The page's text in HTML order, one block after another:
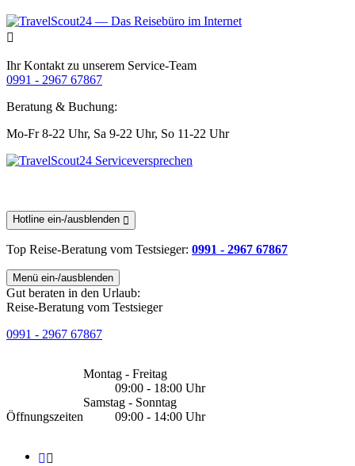
Ihr Kontakt zu unserem Service-Team
0991 - 2967 67867
Beratung & Buchung:
Mo-Fr 8-22 Uhr, Sa 9-22 Uhr, So 11-22 Uhr
Hotline ein-/ausblenden
Top Reise-Beratung vom Testsieger: 0991 - 2967 67867
Menü ein-/ausblenden
Gut beraten in den Urlaub:
Reise-Beratung vom Testsieger
0991 - 2967 67867
Öffnungszeiten
Montag - Freitag
09:00 - 18:00 Uhr
Samstag - Sonntag
09:00 - 14:00 Uhr